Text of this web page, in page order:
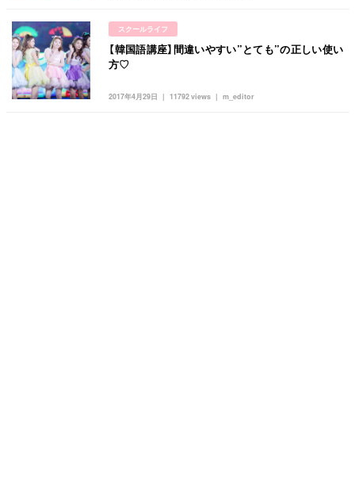
スクールライフ
2017年4月29日 m_editor
11792 views
【韓国語講座】間違いやすい”とても”の正しい使い
方♡